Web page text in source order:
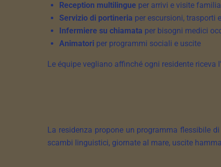
Reception multilingue per arrivi e visite
Servizio di portineria per escursioni, trasporti
Infermiere su chiamata per bisogni medici
Animatori per programmi sociali e uscite
Le équipe vegliano affinché ogni residente
La residenza propone un programma flessibile
scambi linguistici, giornate al mare, uscite